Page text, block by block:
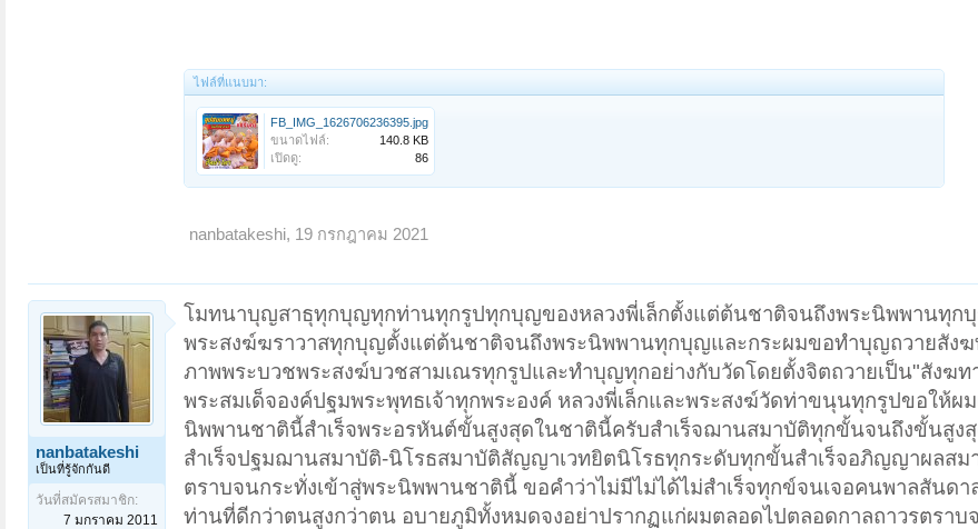
ไฟล์ที่แนบมา:
FB_IMG_1626706236395.jpg
ขนาดไฟล์:
140.8 KB
เปิดดู:
86
nanbatakeshi, 19 กรกฎาคม 2021
nanbatakeshi
เป็นที่รู้จักกันดี
วันที่สมัครสมาชิก:
7 มกราคม 2011
โมทนาบุญสาธุทุกบุญทุกท่านทุกรูปทุกบุญของหลวงพี่เล็กตั้งแต่ต้นชาติจนถึงพระนิพพานทุก
พระสงฆ์ฆราวาสทุกบุญตั้งแต่ต้นชาติจนถึงพระนิพพานทุกบุญและกระผมขอทำบุญถวายสังฆ
ภาพพระบวชพระสงฆ์บวชสามเณรทุกรูปและทำบุญทุกอย่างกับวัดโดยตั้งจิตถวายเป็น"สังฆท
พระสมเด็จองค์ปฐมพระพุทธเจ้าทุกพระองค์ หลวงพี่เล็กและพระสงฆ์วัดท่าขนุนทุกรูปขอให้ผม
นิพพานชาตินี้สำเร็จพระอรหันต์ขั้นสูงสุดในชาตินี้ครับสำเร็จฌานสมาบัติทุกขั้นจนถึงขั้นสูง
สำเร็จปฐมฌานสมาบัติ-นิโรธสมาบัติสัญญาเวทยิตนิโรธทุกระดับทุกขั้นสำเร็จอภิญญาผลสม
ตราบจนกระทั่งเข้าสู่พระนิพพานชาตินี้ ขอคำว่าไม่มีไม่ได้ไม่สำเร็จทุกข์จนเจอคนพาลสันดา
ท่านที่ดีกว่าตนสูงกว่าตน อบายภูมิทั้งหมดจงอย่าปรากฏแก่ผมตลอดไปตลอดกาลถาวรตราบ